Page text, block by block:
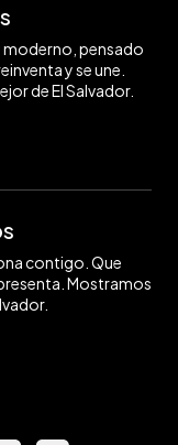
pensado
y se une.
de El Salvador.
contigo. Que
Mostramos